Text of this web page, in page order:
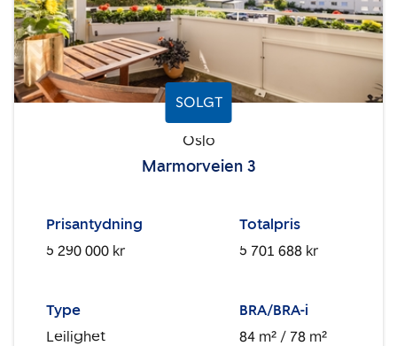
SOLGT
Oslo
Marmorveien 3
Prisantydning
5 290 000 kr
Totalpris
5 701 688 kr
Type
Leilighet
BRA/BRA-i
84 m² / 78 m²